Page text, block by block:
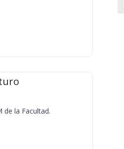
de la Facultad.